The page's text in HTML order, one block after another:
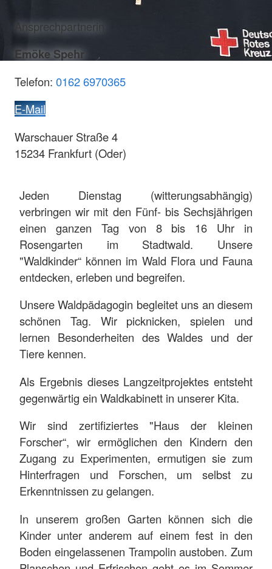
Ansprechpartnerin
Emöke Spehr
Telefon: 0162 6970365
E-Mail
Warschauer Straße 4
15234 Frankfurt (Oder)
Jeden Dienstag (witterungsabhängig)
verbringen wir mit den Fünf- bis Sechsjährigen
einen ganzen Tag von 8 bis 16 Uhr in
Rosengarten im Stadtwald. Unsere
"Waldkinder“ können im Wald Flora und Fauna
entdecken, erleben und begreifen.
Unsere Waldpädagogin begleitet uns an diesem
schönen Tag. Wir picknicken, spielen und
lernen Besonderheiten des Waldes und der
Tiere kennen.
Als Ergebnis dieses Langzeitprojektes entsteht
gegenwärtig ein Waldkabinett in unserer Kita.
Wir sind zertifiziertes "Haus der kleinen
Forscher“, wir ermöglichen den Kindern den
Zugang zu Experimenten, ermutigen sie zum
Hinterfragen und Forschen, um selbst zu
Erkenntnissen zu gelangen.
In unserem großen Garten können sich die
Kinder unter anderem auf einem fest in den
Boden eingelassenen Trampolin austoben. Zum